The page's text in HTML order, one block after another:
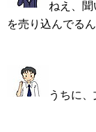
ねえ、
を売り込んでるん
うちに